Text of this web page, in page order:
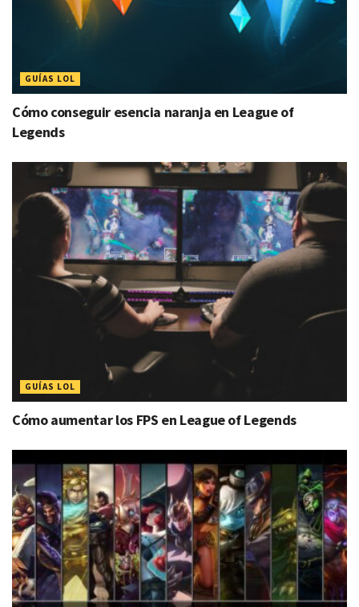
GUÍAS LOL
Cómo conseguir esencia naranja en League of
Legends
GUÍAS LOL
Cómo aumentar los FPS en League of Legends